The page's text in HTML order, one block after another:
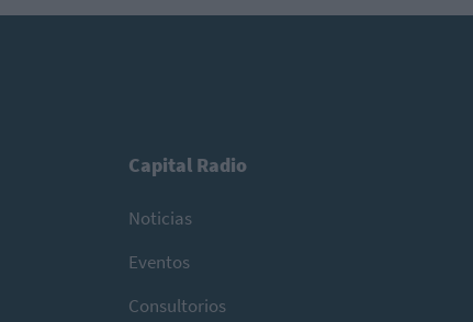
Capital Radio
Noticias
Eventos
Consultorios